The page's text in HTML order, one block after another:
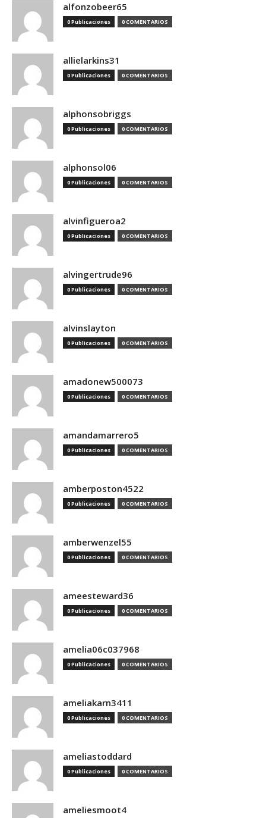
alfonzobeer65
0 Publicaciones 0 COMENTARIOS
allielarkins31
0 Publicaciones 0 COMENTARIOS
alphonsobriggs
0 Publicaciones 0 COMENTARIOS
alphonsol06
0 Publicaciones 0 COMENTARIOS
alvinfigueroa2
0 Publicaciones 0 COMENTARIOS
alvingertrude96
0 Publicaciones 0 COMENTARIOS
alvinslayton
0 Publicaciones 0 COMENTARIOS
amadonew500073
0 Publicaciones 0 COMENTARIOS
amandamarrero5
0 Publicaciones 0 COMENTARIOS
amberposton4522
0 Publicaciones 0 COMENTARIOS
amberwenzel55
0 Publicaciones 0 COMENTARIOS
ameesteward36
0 Publicaciones 0 COMENTARIOS
amelia06c037968
0 Publicaciones 0 COMENTARIOS
ameliakarn3411
0 Publicaciones 0 COMENTARIOS
ameliastoddard
0 Publicaciones 0 COMENTARIOS
ameliesmoot4